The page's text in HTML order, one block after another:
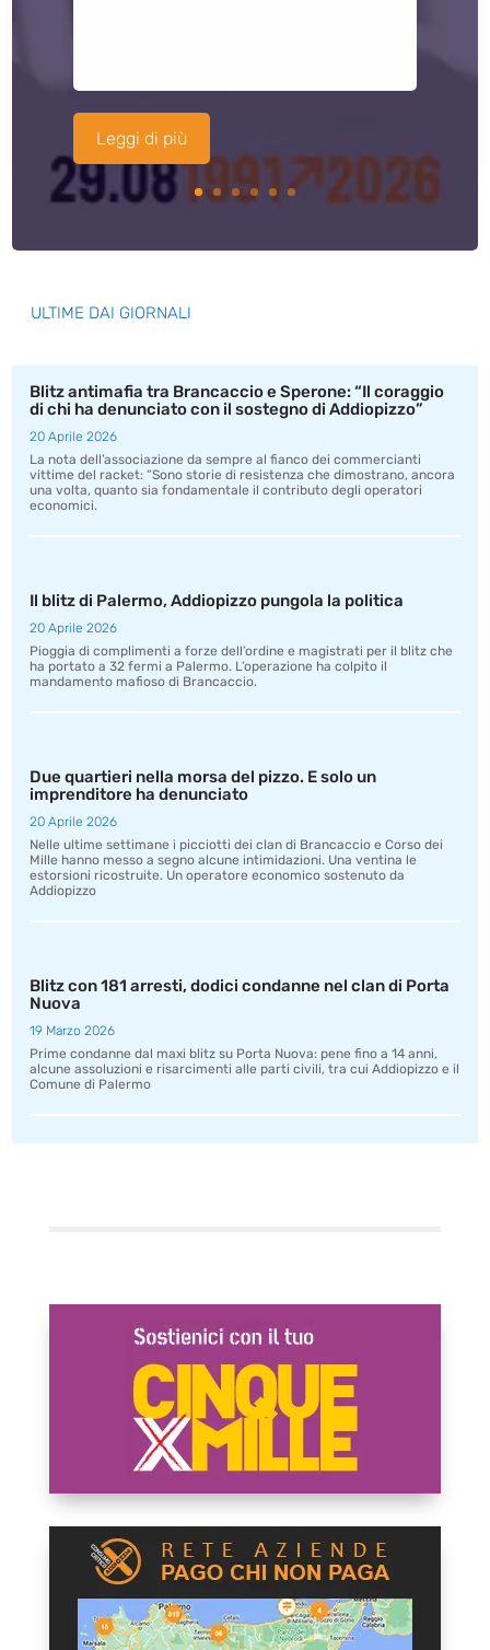
Leggi di più
ULTIME DAI GIORNALI
Blitz antimafia tra Brancaccio e Sperone: “Il coraggio
di chi ha denunciato con il sostegno di Addiopizzo”
20 Aprile 2026
La nota dell’associazione da sempre al fianco dei commercianti
vittime del racket: “Sono storie di resistenza che dimostrano, ancora
una volta, quanto sia fondamentale il contributo degli operatori
economici.
Il blitz di Palermo, Addiopizzo pungola la politica
20 Aprile 2026
Pioggia di complimenti a forze dell’ordine e magistrati per il blitz che
ha portato a 32 fermi a Palermo. L’operazione ha colpito il
mandamento mafioso di Brancaccio.
Due quartieri nella morsa del pizzo. E solo un
imprenditore ha denunciato
20 Aprile 2026
Nelle ultime settimane i picciotti dei clan di Brancaccio e Corso dei
Mille hanno messo a segno alcune intimidazioni. Una ventina le
estorsioni ricostruite. Un operatore economico sostenuto da
Addiopizzo
Blitz con 181 arresti, dodici condanne nel clan di Porta
Nuova
19 Marzo 2026
Prime condanne dal maxi blitz su Porta Nuova: pene fino a 14 anni,
alcune assoluzioni e risarcimenti alle parti civili, tra cui Addiopizzo e il
Comune di Palermo